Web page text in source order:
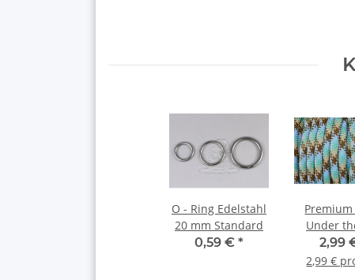
O - Ring Edelstahl
20 mm Standard
0,59 € *
Premium
Under
2,99
2,99 €